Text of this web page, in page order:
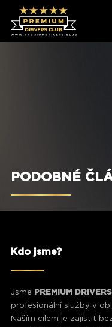
PODOBNÉ
Kdo jsme?
Jsme PREMIUM
profesionální služby v
Naším cílem je zajistit